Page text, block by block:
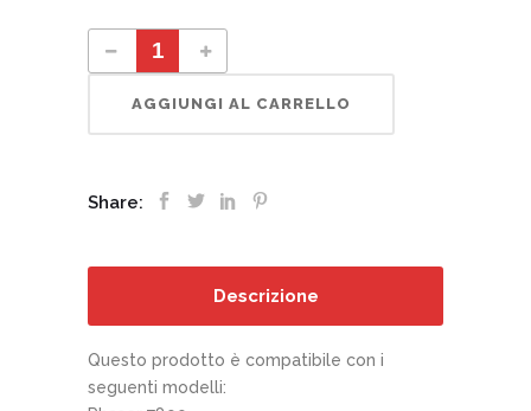
108R01037 Filtro di aspirazione quantity
AGGIUNGI AL CARRELLO
Share:
Descrizione
Questo prodotto è compatibile con i
seguenti modelli: